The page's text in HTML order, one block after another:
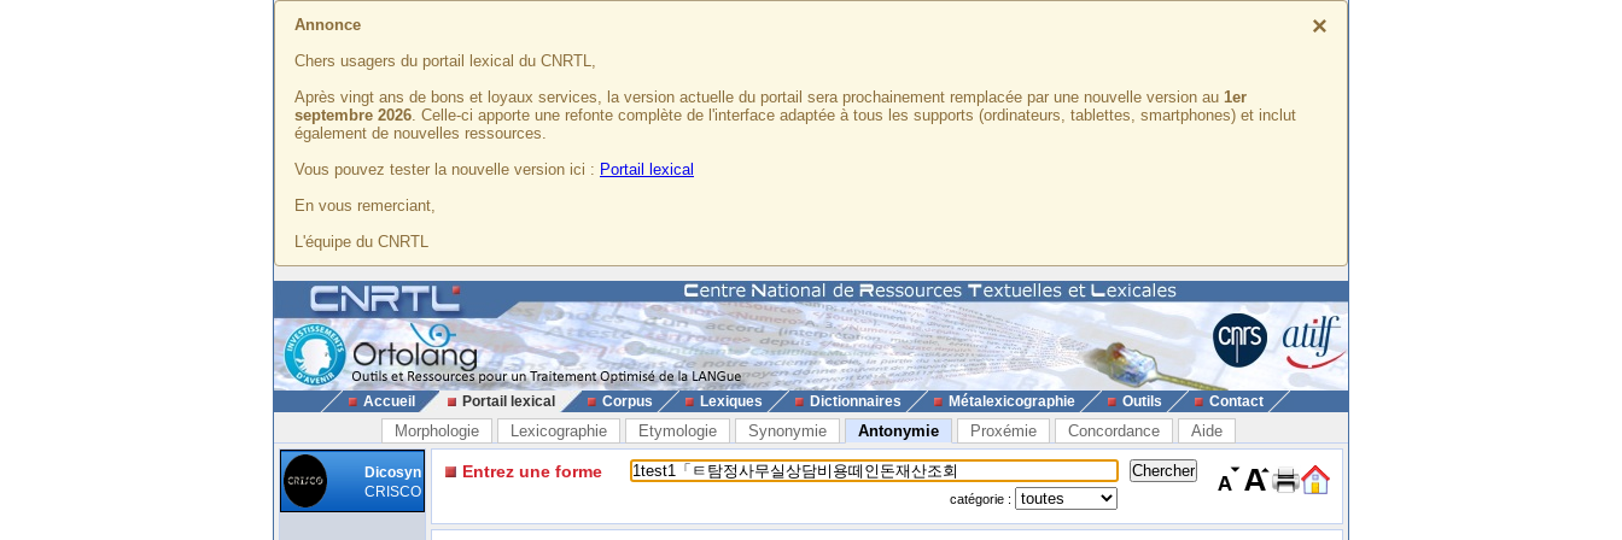
×
Annonce
Chers usagers du portail lexical du CNRTL,
Après vingt ans de bons et loyaux services, la version actuelle du portail sera prochainement remplacée par une nouvelle version au 1er
septembre 2026. Celle-ci apporte une refonte complète de l'interface adaptée à tous les supports (ordinateurs, tablettes, smartphones) et inclut
également de nouvelles ressources.
Vous pouvez tester la nouvelle version ici : Portail lexical
En vous remerciant,
L'équipe du CNRTL
Accueil Portail lexical Corpus Lexiques Dictionnaires Métalexicographie Outils Contact
Morphologie Lexicographie Etymologie Synonymie Antonymie Proxémie Concordance Aide
Dicosyn
CRISCO
Entrez une forme
catégorie :